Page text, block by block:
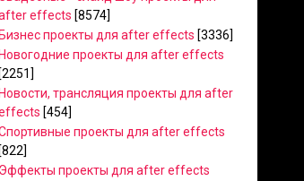
effects [8574]
Бизнес проекты для after effects [3336]
Новогодние проекты для after effects
[2251]
Новости, трансляция проекты для after
[454]
проекты для after effects
[822]
Эффекты проекты для after effects